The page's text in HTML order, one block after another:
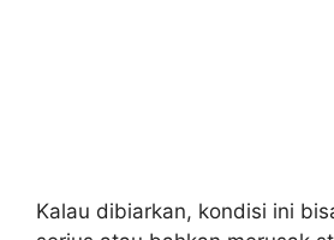
Kalau dibiarkan, kondisi ini